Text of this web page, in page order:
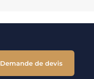
Demande de devis